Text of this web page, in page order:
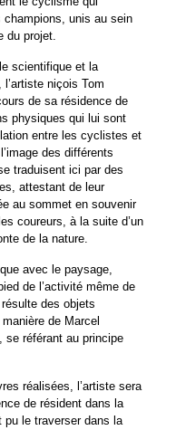
champions, unis au sein
du projet.
scientifique et la
niçois Tom
de sa résidence de
physiques qui lui sont
entre les cyclistes et
des différents
traduisent ici par des
attestant de leur
au sommet en souvenir
coureurs, à la suite d’un
de la nature.
avec le paysage,
de l’activité même de
des objets
de Marcel
se référant au principe
réalisées, l’artiste sera
de résident dans la
pu le traverser dans la